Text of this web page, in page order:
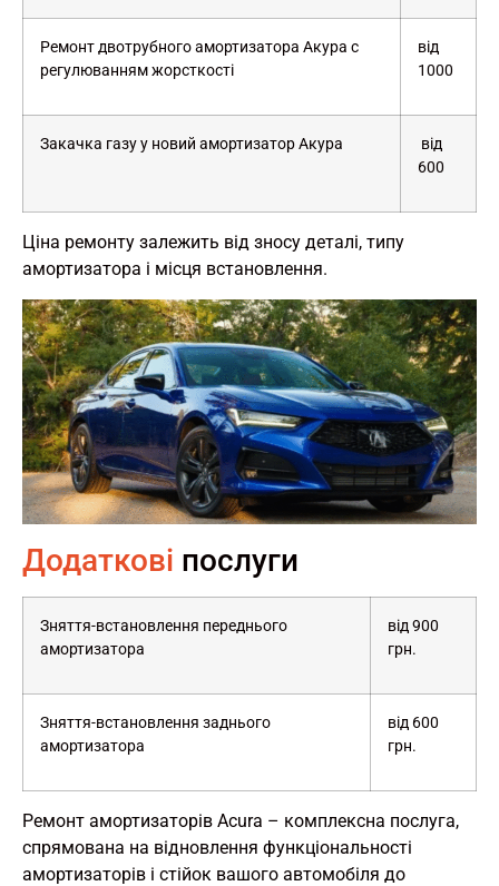
Ремонт двотрубного амортизатора Акура с
регулюванням жорсткості
від
1000
Закачка газу у новий амортизатор Акура
від
600
Ціна ремонту залежить від зносу деталі, типу
амортизатора і місця встановлення.
Додаткові послуги
Зняття-встановлення переднього
амортизатора
від 900
грн.
Зняття-встановлення заднього
амортизатора
від 600
грн.
Ремонт амортизаторів Acura – комплексна послуга,
спрямована на відновлення функціональності
амортизаторів і стійок вашого автомобіля до